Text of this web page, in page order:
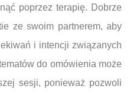
poprzez terapię. Dobrze
ze swoim partnerem, aby
i intencji związanych
do omówienia może
sesji, ponieważ pozwoli